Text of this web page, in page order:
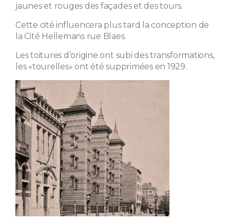
jaunes et rouges des façades et des tours.
Cette cité influencera plus tard la conception de
la Cité Hellemans rue Blaes.
Les toitures d’origine ont subi des transformations,
les «tourelles» ont été supprimées en 1929.